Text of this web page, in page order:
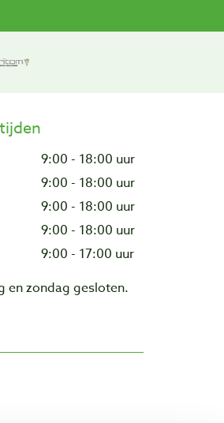
9:00 - 18:00 uur
9:00 - 18:00 uur
9:00 - 18:00 uur
9:00 - 18:00 uur
9:00 - 17:00 uur
en zondag gesloten.